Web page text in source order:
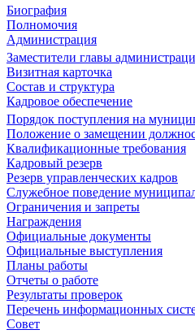
Биография
Полномочия
Администрация
Заместители главы
Визитная карточка
Состав и структура
Кадровое обеспечение
Порядок поступления на
Положение о замещении
Квалификационные требования
Кадровый резерв
Резерв управленческих кадров
Служебное поведение
Ограничения и запреты
Награждения
Официальные документы
Официальные выступления
Планы работы
Отчеты о работе
Результаты проверок
Перечень информационных
Совет